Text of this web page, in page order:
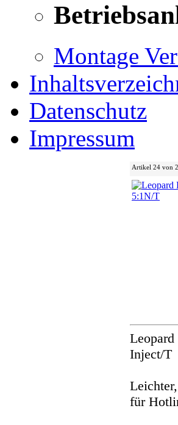
Montage
Datenschutz
Impressum
Artikel 24 von
Inject/T
für